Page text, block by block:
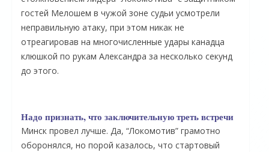
гостей Мелошем в чужой зоне судьи усмотрели
неправильную атаку, при этом никак не
отреагировав на многочисленные удары канадца
клюшкой по рукам Александра за несколько секунд
до этого.
Надо признать, что заключительную треть встречи
Минск провел лучше. Да, “Локомотив” грамотно
оборонялся, но порой казалось, что стартовый